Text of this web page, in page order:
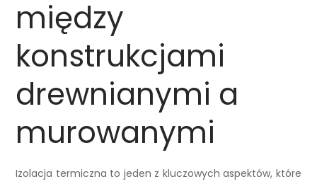
między
konstrukcjami
drewnianymi a
murowanymi
Izolacja termiczna to jeden z kluczowych aspektów, które